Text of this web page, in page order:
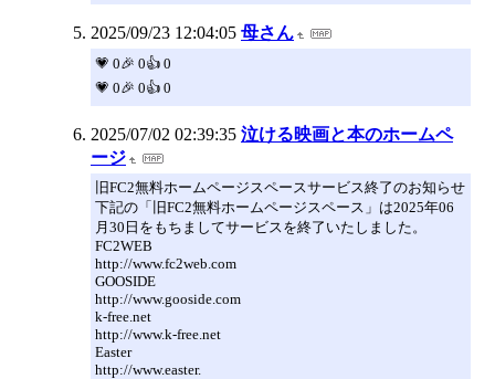
2025/09/23 12:04:05 母さん
💗 0🎉 0👍 0
💗 0🎉 0👍 0
2025/07/02 02:39:35 泣ける映画と本のホームペ
ージ
旧FC2無料ホームページスペースサービス終了のお知らせ
下記の「旧FC2無料ホームページスペース」は2025年06
月30日をもちましてサービスを終了いたしました。
FC2WEB
http://www.fc2web.com
GOOSIDE
http://www.gooside.com
k-free.net
http://www.k-free.net
Easter
http://www.easter.